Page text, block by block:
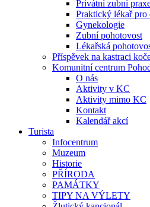
Privátní zubní
Praktický lékař pro
Gynekologie
Zubní pohotovost
Lékařská
Příspěvek na kastraci
Komunitní centrum
O nás
Aktivity v KC
Aktivity mimo KC
Kontakt
Kalendář akcí
Turista
Infocentrum
Muzeum
Historie
PŘÍRODA
PAMÁTKY
TIPY NA VÝLETY